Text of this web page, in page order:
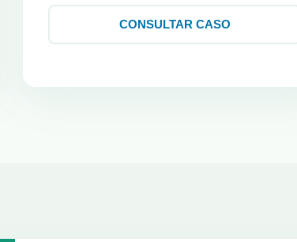
CONSULTAR CASO